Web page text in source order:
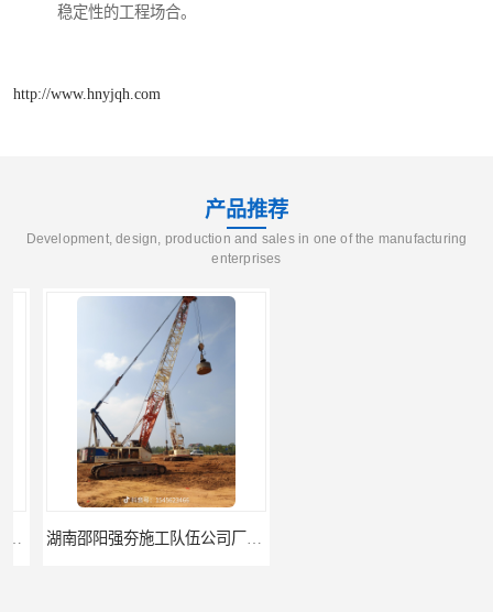
稳定性的工程场合。
http://www.hnyjqh.com
产品推荐
Development, design, production and sales in one of the manufacturing
enterprises
湖南邵阳强夯施工队伍公司厂房地基强夯施工